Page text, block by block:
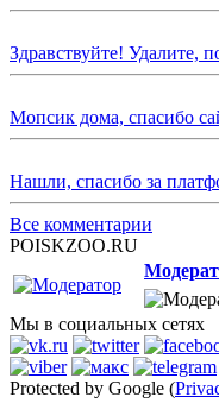
Здравствуйте! Удалите,
Мопсик дома, спасибо
Нашли, спасибо за
Все комментарии
POISKZOO.RU
Мы в социальных сетях
Protected by Google (